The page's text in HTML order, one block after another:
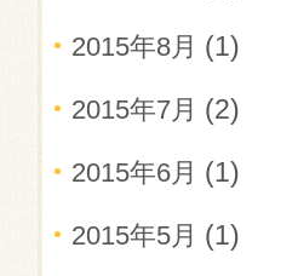
2015年8月 (1)
2015年7月 (2)
2015年6月 (1)
2015年5月 (1)